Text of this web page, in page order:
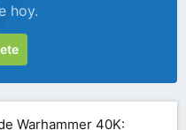
hoy.
Warhammer 40K: